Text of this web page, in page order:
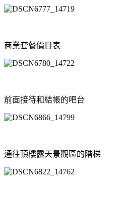
商業套餐價目表
前面接待和結帳的吧台
通往頂樓露天景觀區的階梯